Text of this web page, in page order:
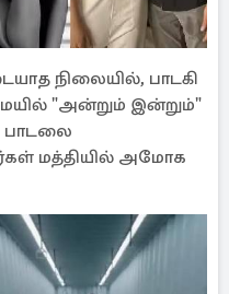
நிலையில், பாடகி
"அன்றும் இன்றும்"
பாடலை
மத்தியில் அமோக